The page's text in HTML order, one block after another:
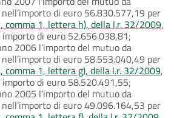
di euro 56.830.577,19 per
comma 1, lettera h), della l.r. 32/2009,
di euro 52.656.038,81;
2006 l’importo del mutuo da
di euro 58.553.040,49 per
comma 1, lettera g), della l.r. 32/2009,
di euro 58.520.491,55;
2005 l’importo del mutuo da
di euro 49.096.164,53 per